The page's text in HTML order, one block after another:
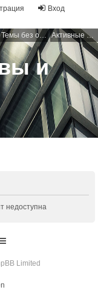
Вход
Темы без ответов Активные темы
и
недоступна
Limited